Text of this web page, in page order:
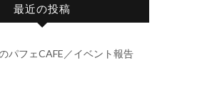
最近の投稿
パフェCAFE／イベント報告